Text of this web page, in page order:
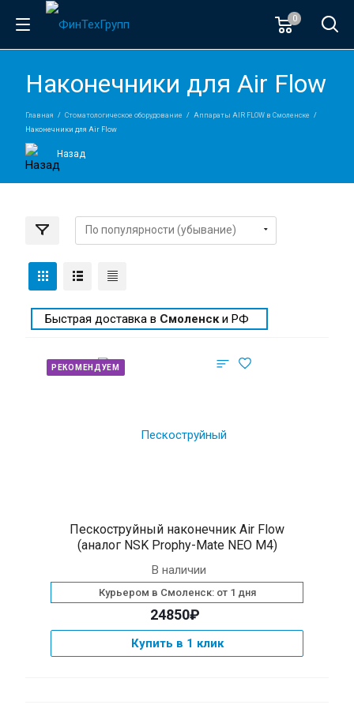
0
Наконечники для Air Flow
Главная Стоматологическое оборудование
Аппараты AIR FLOW в Смоленске
Наконечники для Air Flow
Назад
Быстрая доставка в Смоленски РФ
РЕКОМЕНДУЕМ
Пескоструйный наконечник Air Flow
(аналог NSK Prophy-Mate NEO M4)
В наличии
Курьером в Смоленск: от 1 дня
24850₽
Купить в 1 клик